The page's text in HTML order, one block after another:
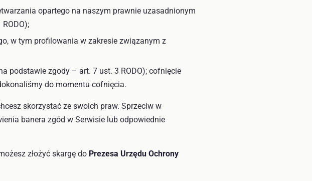
opartego na naszym prawnie uzasadnionym
w tym profilowania w zakresie związanym z
podstawie zgody – art. 7 ust. 3 RODO); cofnięcie
do momentu cofnięcia.
skorzystać ze swoich praw. Sprzeciw w
banera zgód w Serwisie lub odpowiednie
złożyć skargę do Prezesa Urzędu Ochrony